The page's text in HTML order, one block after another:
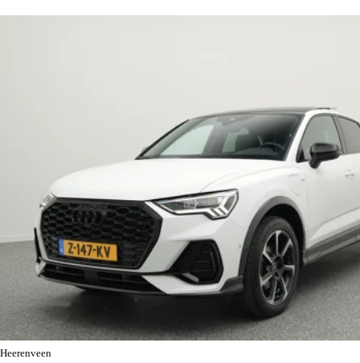
Heerenveen